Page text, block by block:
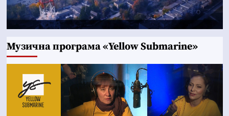
Музична програма «Yellow Submarine»